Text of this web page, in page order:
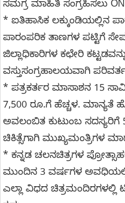
ಸಮಗ್ರ ಮಾಹಿತಿ ಸಂಗ್ರಹಿಸಲು
* ಐತಿಹಾಸಿಕ ಲಕ್ಕುಂಡಿಯಲ್ಲಿನ
ಪಾರಂಪರಿಕ ತಾಣಗಳ ಪಟ್ಟಿಗೆ
ಜಿಲ್ಲಾಧಿಕಾರಿಗಳ ಕಛೇರಿ
ವಸ್ತುಸಂಗ್ರಹಾಲಯವಾಗಿ
* ಪತ್ರಕರ್ತರ ಮಾಸಾಶನ 15
7,500 ರೂ.ಗೆ ಹೆಚ್ಚಳ. ಮಾನ್ಯತೆ
ಅವಲಂಬಿತ ಕುಟುಂಬ ಸದಸ್ಯರಿಗೆ
ಚಿಕಿತ್ಸೆಗಾಗಿ ಮುಖ್ಯಮಂತ್ರಿಗಳ
* ಕನ್ನಡ ಚಲನಚಿತ್ರಗಳ
ಮುಂದಿನ 3 ವರ್ಷಗಳ ಅವಧಿಯಲ್ಲಿ
ಎಲ್ಲಾ ವಿಧದ